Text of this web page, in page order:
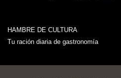
HAMBRE DE CULTURA
Tu ración diaria de gastronomía